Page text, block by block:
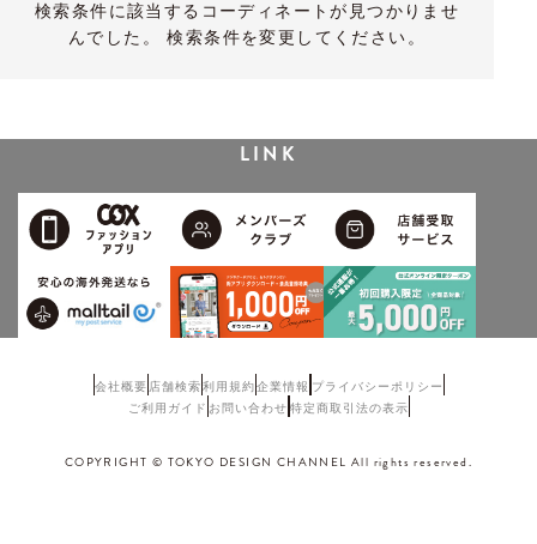
検索条件に該当するコーディネートが見つかりませ
んでした。 検索条件を変更してください。
LINK
会社概要 店舗検索利用規約企業情報 プライバシーポリシー
ご利用ガイド お問い合わせ 特定商取引法の表示
COPYRIGHT © TOKYO DESIGN CHANNEL All rights reserved.